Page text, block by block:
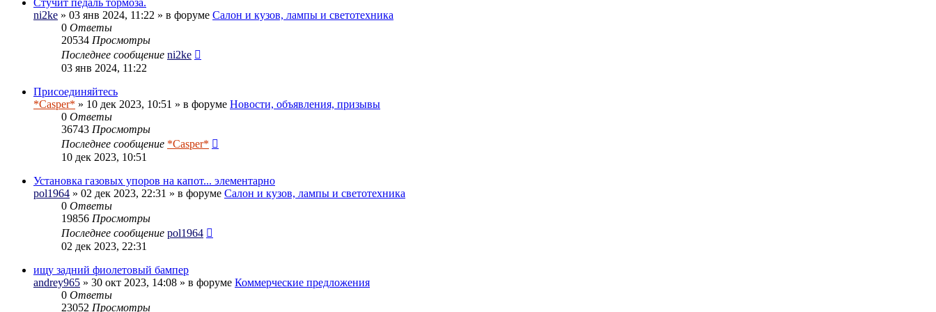
ni2ke » 03 янв 2024, 11:22 » в форуме Салон и кузов, лампы и светотехника
0 Ответы
20534 Просмотры
Последнее сообщение ni2ke
03 янв 2024, 11:22
Присоединяйтесь
*Casper* » 10 дек 2023, 10:51 » в форуме Новости, объявления, призывы
0 Ответы
36743 Просмотры
Последнее сообщение *Casper*
10 дек 2023, 10:51
Установка газовых упоров на капот... элементарно
pol1964 » 02 дек 2023, 22:31 » в форуме Салон и кузов, лампы и светотехника
0 Ответы
19856 Просмотры
Последнее сообщение pol1964
02 дек 2023, 22:31
ищу задний фиолетовый бампер
andrey965 » 30 окт 2023, 14:08 » в форуме Коммерческие предложения
0 Ответы
23052 Просмотры